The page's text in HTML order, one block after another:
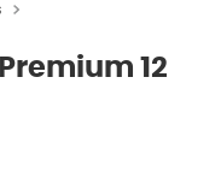
12